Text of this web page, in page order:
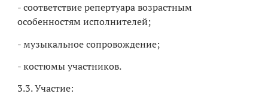
- соответствие репертуара возрастным
особенностям исполнителей;
- музыкальное сопровождение;
- костюмы участников.
3.3. Участие: